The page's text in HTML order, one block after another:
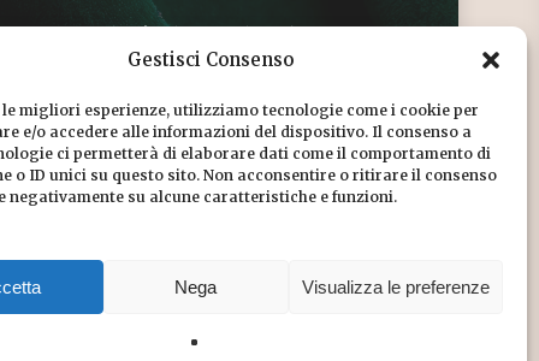
Gestisci Consenso
migliori esperienze, utilizziamo tecnologie come i cookie per
e/o accedere alle informazioni del dispositivo. Il consenso a
ci permetterà di elaborare dati come il comportamento di
o ID unici su questo sito. Non acconsentire o ritirare il consenso
negativamente su alcune caratteristiche e funzioni.
Nega Visualizza le preferenze
COOKIE POLICY
DICONO DI NOI
CHI SIAMO